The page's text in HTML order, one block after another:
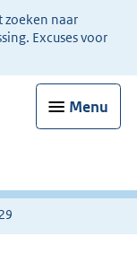
naar
Excuses voor
Menu